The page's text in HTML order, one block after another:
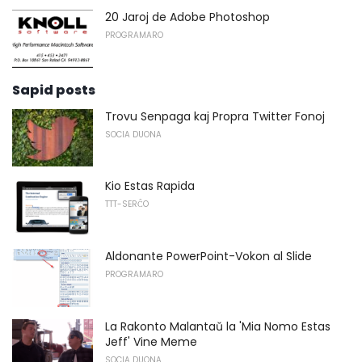
20 Jaroj de Adobe Photoshop
PROGRAMARO
Sapid posts
Trovu Senpaga kaj Propra Twitter Fonoj
SOCIA DUONA
Kio Estas Rapida
TTT-SERĈO
Aldonante PowerPoint-Vokon al Slide
PROGRAMARO
La Rakonto Malantaŭ la 'Mia Nomo Estas
Jeff' Vine Meme